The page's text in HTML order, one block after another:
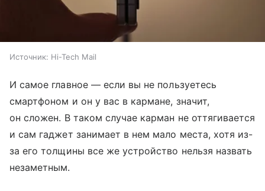
Источник: Hi-Tech Mail
И самое главное — если вы не пользуетесь
смартфоном и он у вас в кармане, значит,
он сложен. В таком случае карман не оттягивается
и сам гаджет занимает в нем мало места, хотя из-
за его толщины все же устройство нельзя назвать
незаметным.